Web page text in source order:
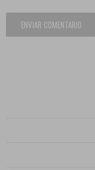
ENVIAR COMENTARIO